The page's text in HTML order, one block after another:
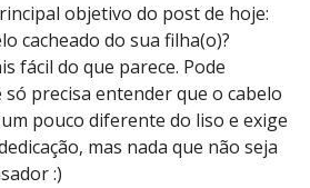
objetivo do post de hoje:
cacheado do sua filha(o)?
fácil do que parece. Pode
precisa entender que o cabelo
pouco diferente do liso e exige
mas nada que não seja
:)